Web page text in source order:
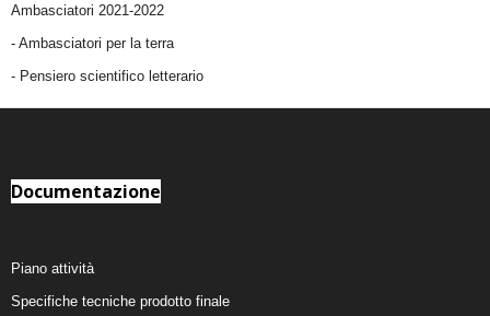
Ambasciatori 2021-2022
- Ambasciatori per la terra
- Pensiero scientifico letterario
Documentazione
Piano attività
Specifiche tecniche prodotto finale